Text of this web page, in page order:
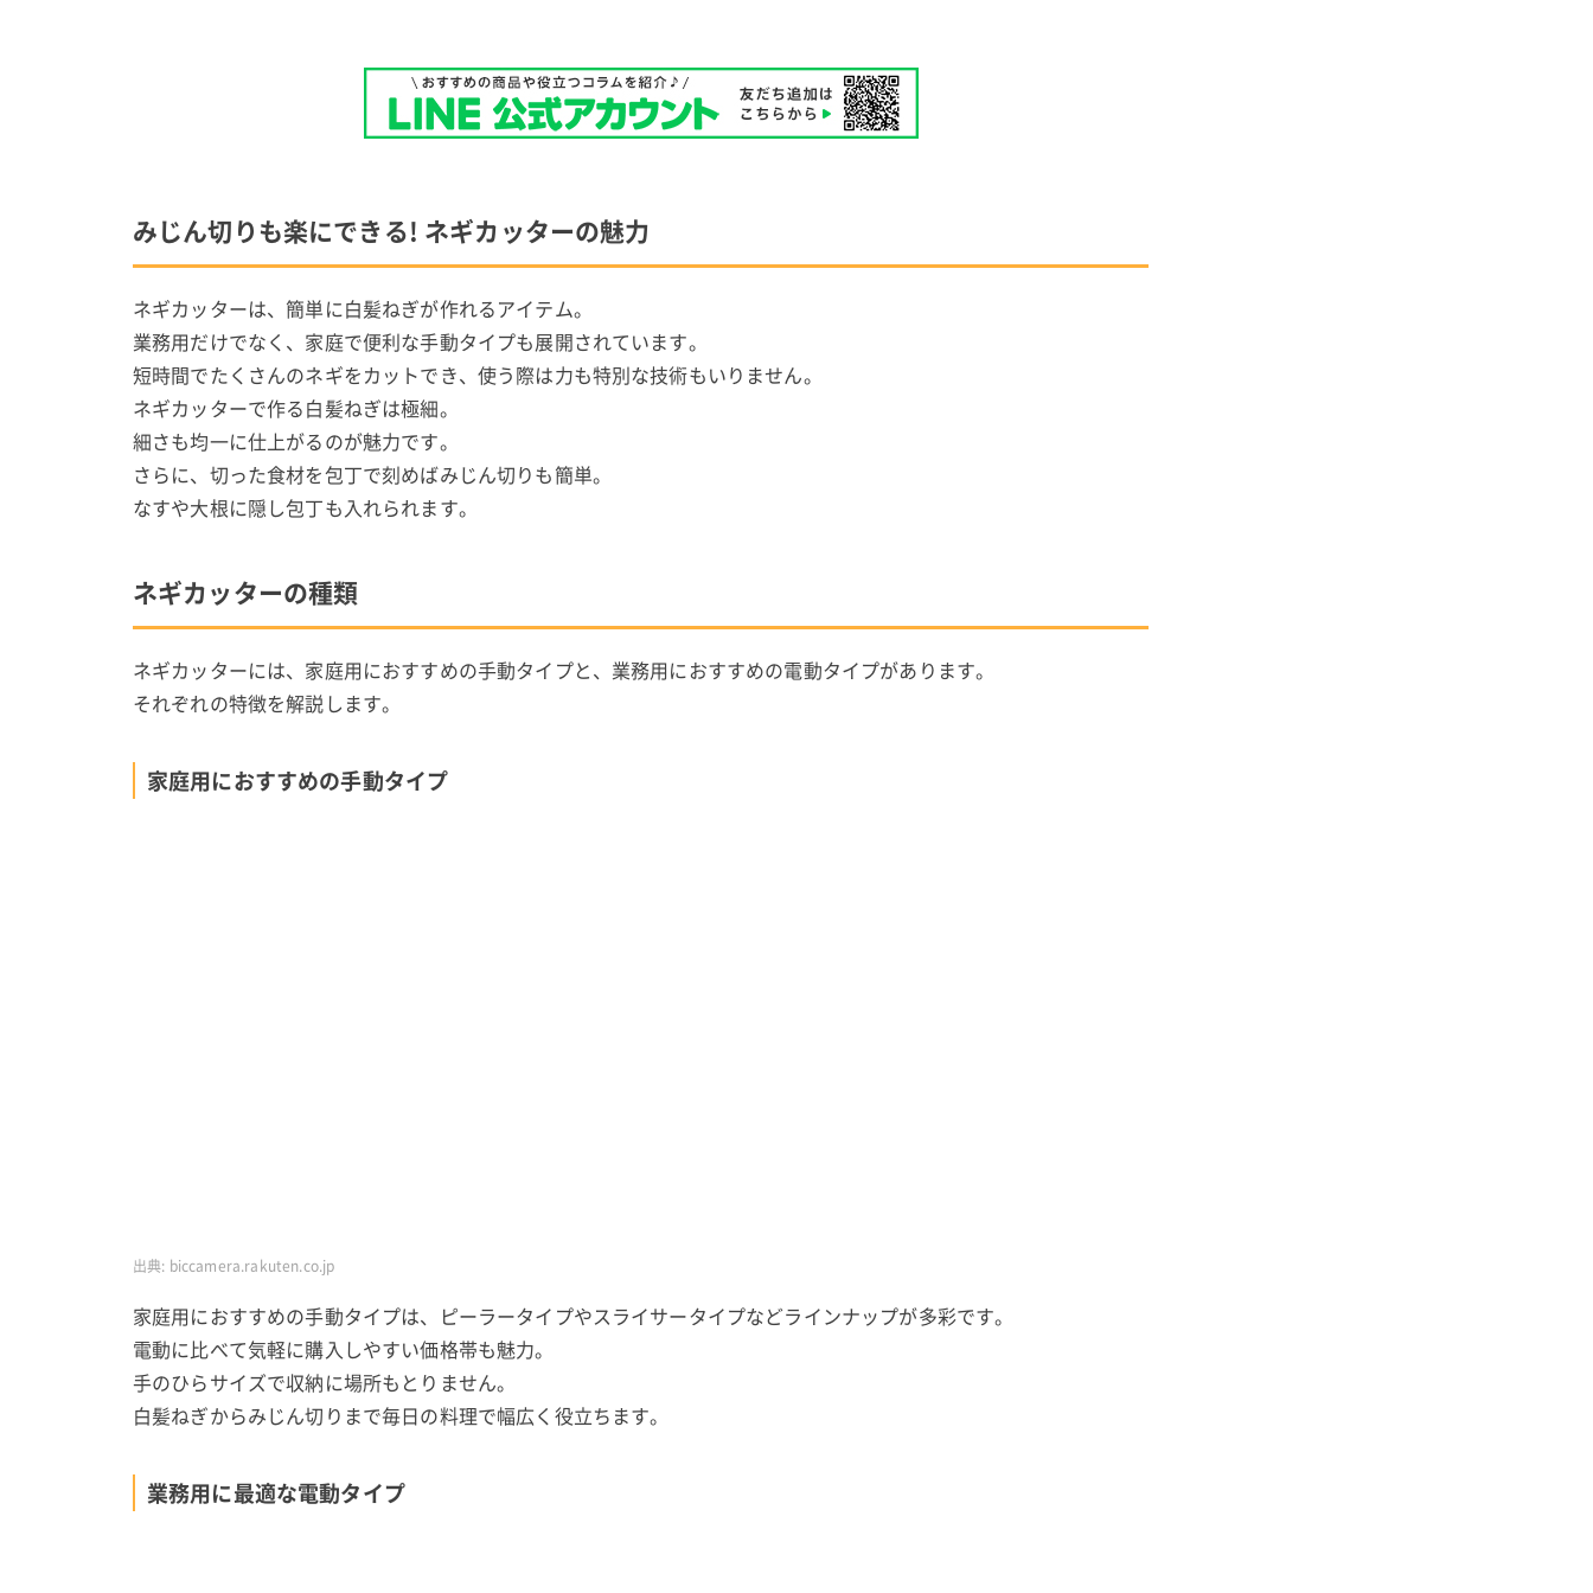
みじん切りも楽にできる! ネギカッターの魅力
ネギカッターは、簡単に白髪ねぎが作れるアイテム。
業務用だけでなく、家庭で便利な手動タイプも展開されています。
短時間でたくさんのネギをカットでき、使う際は力も特別な技術もいりません。
ネギカッターで作る白髪ねぎは極細。
細さも均一に仕上がるのが魅力です。
さらに、切った食材を包丁で刻めばみじん切りも簡単。
なすや大根に隠し包丁も入れられます。
ネギカッターの種類
ネギカッターには、家庭用におすすめの手動タイプと、業務用におすすめの電動タイプがあります。
それぞれの特徴を解説します。
家庭用におすすめの手動タイプ
出典: biccamera.rakuten.co.jp
家庭用におすすめの手動タイプは、ピーラータイプやスライサータイプなどラインナップが多彩です。
電動に比べて気軽に購入しやすい価格帯も魅力。
手のひらサイズで収納に場所もとりません。
白髪ねぎからみじん切りまで毎日の料理で幅広く役立ちます。
業務用に最適な電動タイプ